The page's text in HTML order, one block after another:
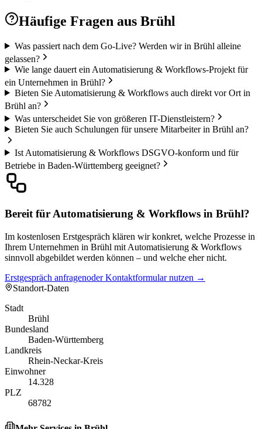
Häufige Fragen aus Brühl
Was passiert nach dem Go-Live? Werden wir in Brühl alleine
gelassen?
Wie lange dauert ein Automatisierung & Workflows-Projekt für
ein Unternehmen in Brühl?
Bieten Sie Automatisierung & Workflows auch direkt vor Ort in
Brühl an?
Was unterscheidet Sie von größeren IT-Dienstleistern?
Bieten Sie auch Schulungen für unsere Mitarbeiter in Brühl an?
Ist Automatisierung & Workflows DSGVO-konform und für
Betriebe in Baden-Württemberg geeignet?
Bereit für Automatisierung & Workflows in Brühl?
Im kostenlosen Erstgespräch klären wir konkret, welche Prozesse in
Ihrem Unternehmen in Brühl mit Automatisierung & Workflows
sinnvoll abgebildet werden können – und welche eher nicht.
Erstgespräch anfragenoder Kontaktformular nutzen →
Standort-Daten
Stadt
Brühl
Bundesland
Baden-Württemberg
Landkreis
Rhein-Neckar-Kreis
Einwohner
14.328
PLZ
68782